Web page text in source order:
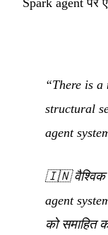
“There is
structural
agent
🇮🇳
agent
को समाहित